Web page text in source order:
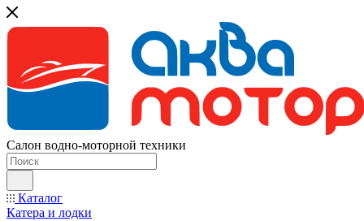
Салон водно-моторной техники
Каталог
Катера и лодки